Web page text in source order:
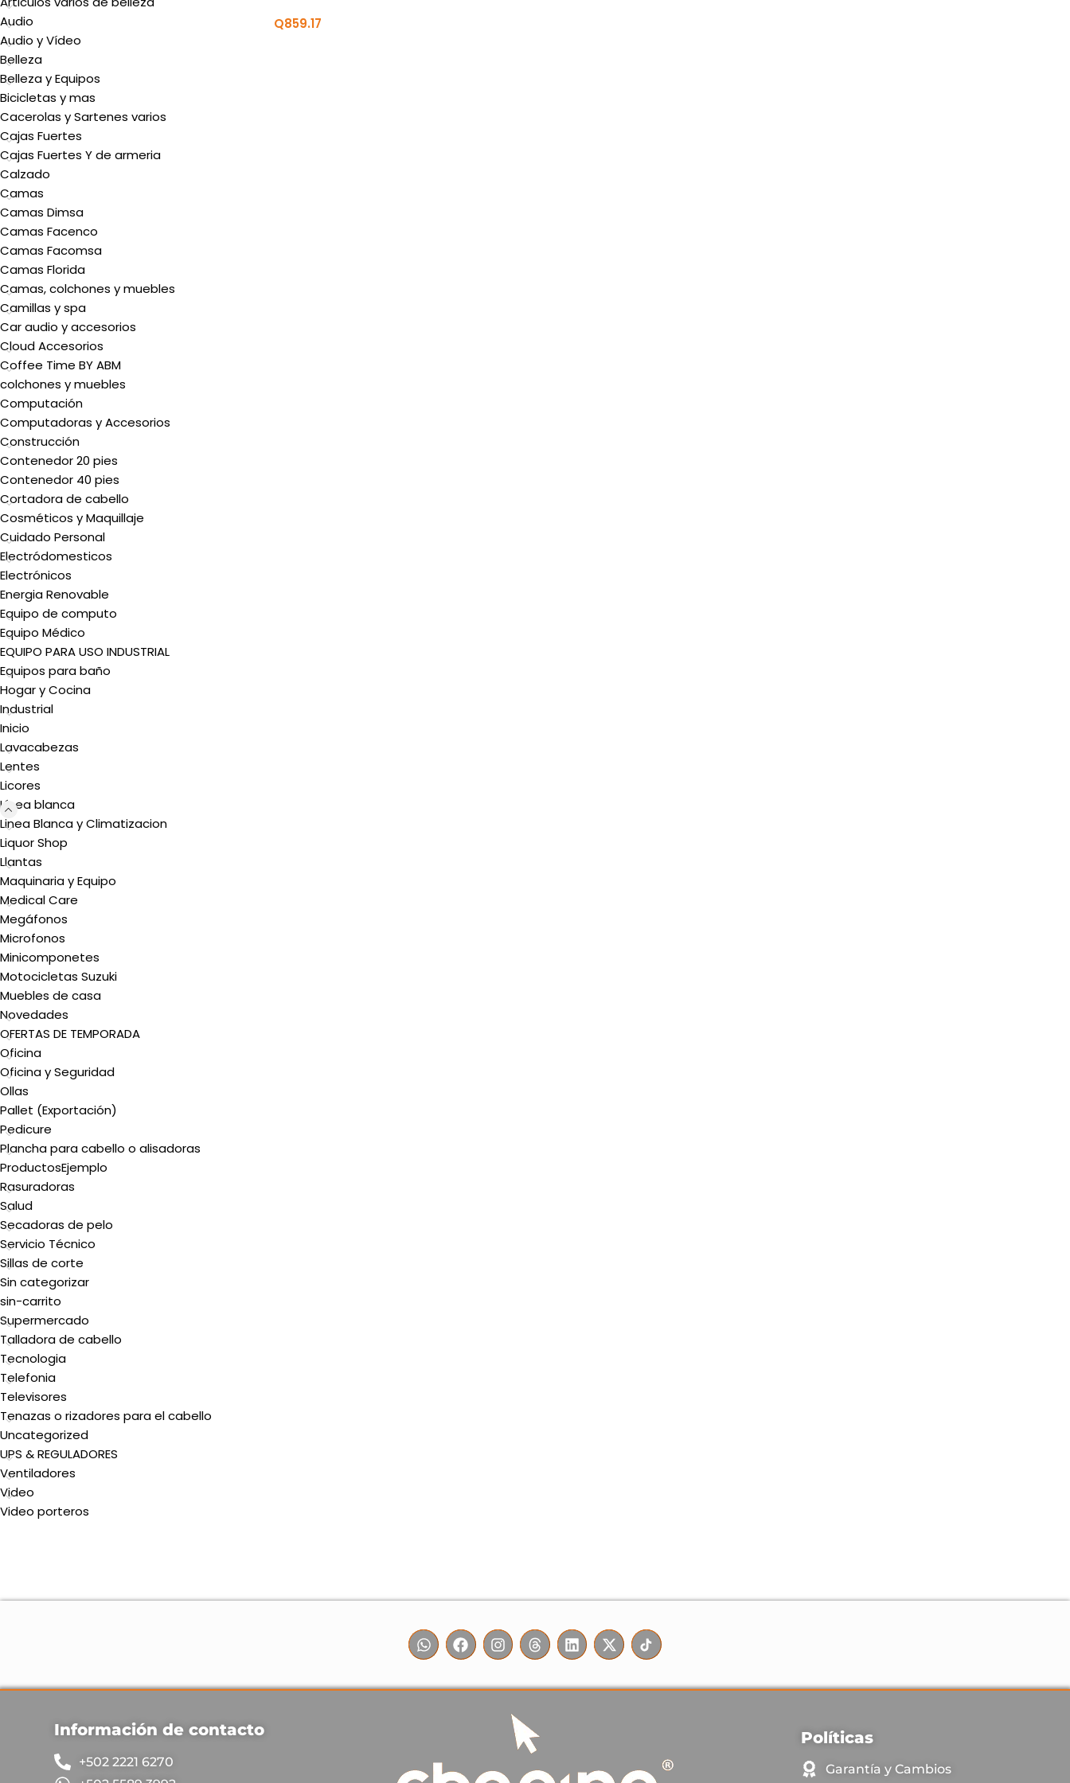
Audio
Audio y Vídeo
Belleza
Belleza y Equipos
Bicicletas y mas
Cacerolas y Sartenes varios
Cajas Fuertes
Cajas Fuertes Y de armeria
Calzado
Camas
Camas Dimsa
Camas Facenco
Camas Facomsa
Camas Florida
Camas, colchones y muebles
Camillas y spa
Car audio y accesorios
Cloud Accesorios
Coffee Time BY ABM
colchones y muebles
Computación
Computadoras y Accesorios
Construcción
Contenedor 20 pies
Contenedor 40 pies
Cortadora de cabello
Cosméticos y Maquillaje
Cuidado Personal
Electródomesticos
Electrónicos
Energia Renovable
Equipo de computo
Equipo Médico
EQUIPO PARA USO INDUSTRIAL
Equipos para baño
Hogar y Cocina
Industrial
Inicio
Lavacabezas
Lentes
Licores
Línea blanca
Linea Blanca y Climatizacion
Liquor Shop
Llantas
Maquinaria y Equipo
Medical Care
Megáfonos
Microfonos
Minicomponetes
Motocicletas Suzuki
Muebles de casa
Novedades
OFERTAS DE TEMPORADA
Oficina
Oficina y Seguridad
Ollas
Pallet (Exportación)
Pedicure
Plancha para cabello o alisadoras
ProductosEjemplo
Rasuradoras
Salud
Secadoras de pelo
Servicio Técnico
Sillas de corte
Sin categorizar
sin-carrito
Supermercado
Talladora de cabello
Tecnologia
Telefonia
Televisores
Tenazas o rizadores para el cabello
Uncategorized
UPS & REGULADORES
Ventiladores
Video
Video porteros
Q859.17
Información de contacto
+502 2221 6270
Políticas
Garantía y Cambios